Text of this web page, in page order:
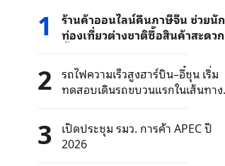
1
ร้านค้าออนไลน์คืนภาษีจีน ช่วยนัก
ท่องเที่ยวต่างชาติซื้อสินค้าสะดวก
ขึ้น
2 รถไฟความเร็วสูงฮาร์บิน–อี๋ชุน เริ่ม
ทดสอบเดินรถขบวนแรกในเส้นทาง
รถไฟความเร็วสูงเหนือสุดของจีน
3 เปิดประชุม รมว. การค้า APEC ปี
2026